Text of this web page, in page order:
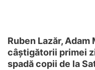
Ruben Lazăr,
câștigătorii primei
spadă copii de la